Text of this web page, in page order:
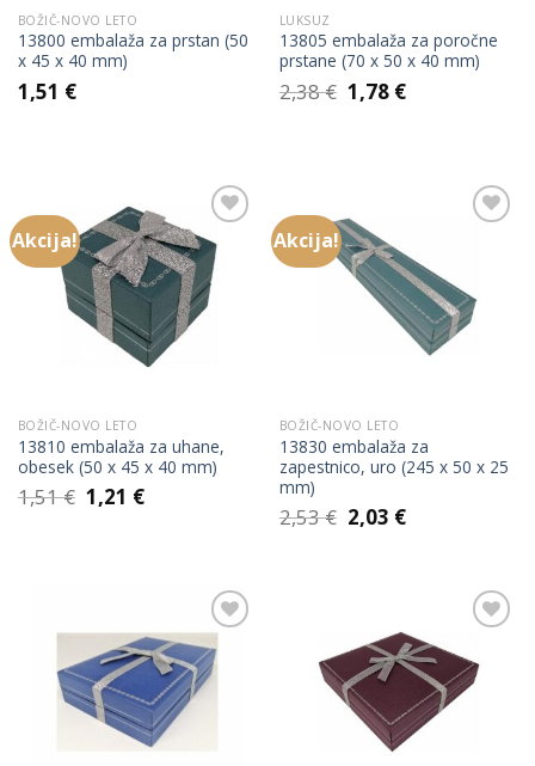
BOŽIČ-NOVO LETO
13800 embalaža za prstan (50
x 45 x 40 mm)
1,51 €
LUKSUZ
13805 embalaža za poročne
prstane (70 x 50 x 40 mm)
2,38€ Izvirna
cena
1,78 €Trenutna
Akcija!
Add to
Wishlist
BOŽIČ-NOVO LETO
13810 embalaža za uhane,
obesek (50 x 45 x 40 mm)
1,51€ Izvirna
cena
1,21 €Trenutna
Akcija!
Wishlist
BOŽIČ-NOVO LETO
13830 embalaža za
zapestnico, uro (245 x 50 x 25
mm)
2,53€ Izvirna
cena
2,03 €Trenutna
Add to
Wishlist
Add to
Wishlist